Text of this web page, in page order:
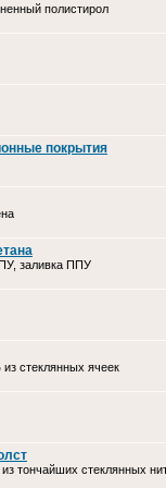
полистирол
покрытия
заливка ППУ
стеклянных ячеек
тончайших стеклянных